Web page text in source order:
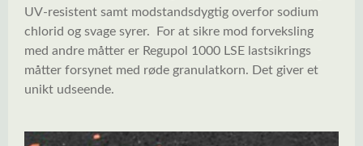
UV-resistent samt modstandsdygtig overfor sodium
chlorid og svage syrer. For at sikre mod forveksling
med andre måtter er Regupol 1000 LSE lastsikrings
måtter forsynet med røde granulatkorn. Det giver et
unikt udseende.